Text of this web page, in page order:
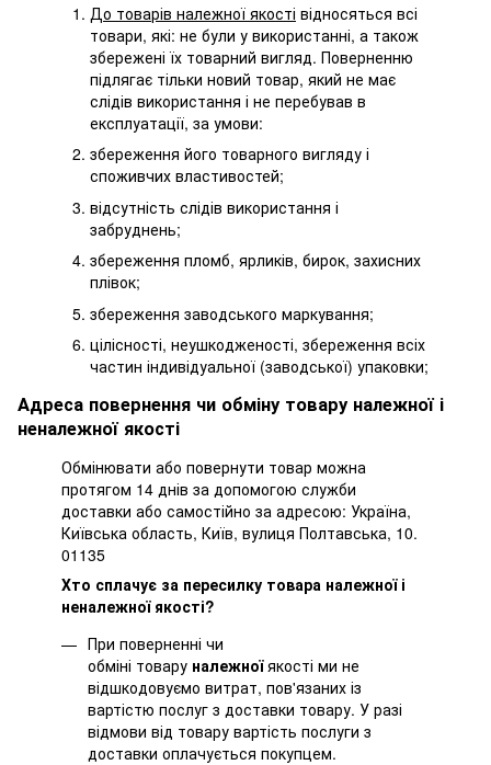
До товарів належної якості відносяться всі
товари, які: не були у використанні, а також
збережені їх товарний вигляд. Поверненню
підлягає тільки новий товар, який не має
слідів використання і не перебував в
експлуатації, за умови:
збереження його товарного вигляду і
споживчих властивостей;
відсутність слідів використання і
забруднень;
збереження пломб, ярликів, бирок, захисних
плівок;
збереження заводського маркування;
цілісності, неушкодженості, збереження всіх
частин індивідуальної (заводської) упаковки;
Адреса повернення чи обміну товару належної і
неналежної якості
Обмінювати або повернути товар можна
протягом 14 днів за допомогою служби
доставки або самостійно за адресою: Україна,
Київська область, Київ, вулиця Полтавська, 10.
01135
Хто сплачує за пересилку товара належної і
неналежної якості?
При поверненні чи
обміні товару належноїякості ми не
відшкодовуємо витрат, пов'язаних із
вартістю послуг з доставки товару. У разі
відмови від товару вартість послуги з
доставки оплачується покупцем.